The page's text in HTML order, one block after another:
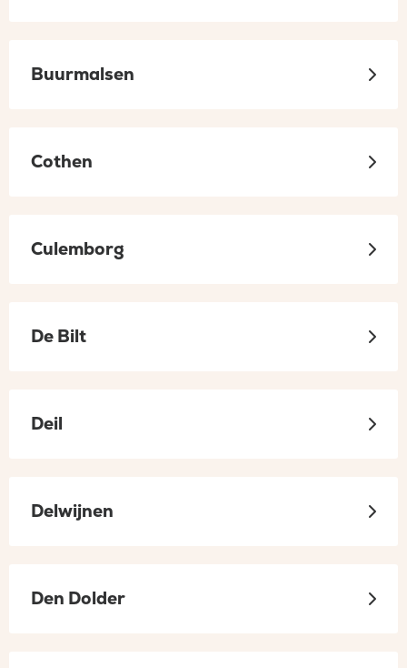
Buurmalsen
Cothen
Culemborg
De Bilt
Deil
Delwijnen
Den Dolder